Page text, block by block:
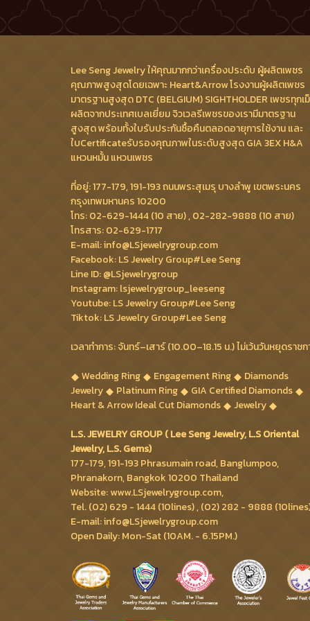
Lee Seng Jewelry ให้คุณมากกว่าเครื่องประดับ ผู้ผลิตเพชร
คุณภาพสูงสุดโดยเฉพาะ Heart&Arrow โรงงานผู้ผลิตเพชร
มาตรฐานสูงสุด DTC (BELGIUM) SIGHTHOLDER เพชรทุกเ
ผลิตจากประเทศเบลเยี่ยม จิวเวลรีเพชรของเรามีมาตรฐาน
สูงสุด พร้อมทั้งใบรับประกันซื้อคืนตลอดอายุการใช้งาน และ
ใบCertificateรับรองคุณภาพในระดับสูงสุด GIA 3EX H&A
แหวนหมั้น แหวนเพชร
ที่อยู่: 177-179, 191-193 ถนนพระสุเมรุ บางลำพู เขตพระนคร
กรุงเทพมหานคร 10200
โทร: 02-629-1444 (10 สาย) , 02-282-9888 (10 สาย)
โทรสาร: 02-629-1717
E-mail: info@LSjewelrygroup.com
Facebook: LS Jewelry Group#Lee Seng
Line ID: @LSjewelrygroup
Instagram: lsjewelrygroup_leeseng
Youtube: LS Jewelry Group#Lee Seng
Tiktok: LS Jewelry Group#Lee Seng
เวลาทำการ: จันทร์–เสาร์ (10.00–18.15 น.) ไม่เว้นวันหยุดราช
Wedding Ring
Engagement Ring
Diamonds
Jewelry
Platinum Ring
GIA Certified Diamonds
Heart & Arrow Ideal Cut Diamonds
Jewelry
L.S. JEWELRY GROUP ( Lee Seng Jewelry, L.S Oriental
Jewelry, L.S. Gems)
177-179, 191-193 Phrasumain road, Banglumpoo,
Phranakorn, Bangkok 10200 Thailand
Website: www.LSjewelrygroup.com,
Tel. (02) 629 - 1444 (10lines) , (02) 282 - 9888
E-mail: info@LSjewelrygroup.com
Open Daily: Mon-Sat (10AM. - 6.15PM.)